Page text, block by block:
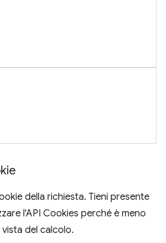
della richiesta. Tieni presente
l'API Cookies perché è meno
del calcolo.